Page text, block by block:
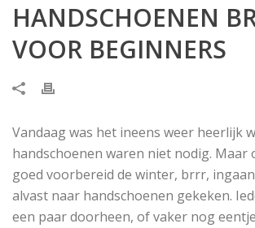
HANDSCHOENEN
VOOR BEGINNERS
Vandaag was het ineens weer heerlijk
handschoenen waren niet nodig. Maar
goed voorbereid de winter, brrr,
alvast naar handschoenen gekeken.
een paar doorheen, of vaker nog